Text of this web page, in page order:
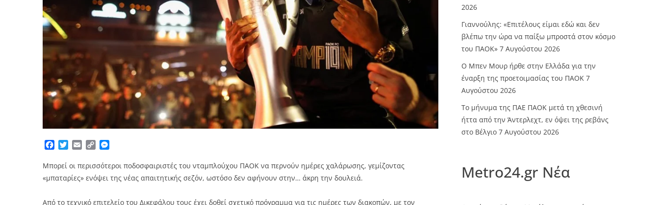
Facebook
TwitterEmailCopy
Μπορεί οι περισσότεροι ποδοσφαιριστές του νταμπλούχου ΠΑΟΚ να περνούν ημέρες χαλάρωσης, γεμίζοντας
«μπαταρίες» ενόψει της νέας απαιτητικής σεζόν, ωστόσο δεν αφήνουν στην… άκρη την δουλειά.
Από το τεχνικό επιτελείο του Δικεφάλου τους έχει δοθεί σχετικό πρόγραμμα για τις ημέρες των διακοπών, με τον
2026
Γιαννούλης: «Επιτέλους είμαι εδώ και δεν
βλέπω την ώρα να παίξω μπροστά στον κόσμο
του ΠΑΟΚ» 7 Αυγούστου 2026
O Mπεν Μουρ ήρθε στην Ελλάδα για την
έναρξη της προετοιμασίας του ΠΑΟΚ 7
Αυγούστου 2026
Το μήνυμα της ΠΑΕ ΠΑΟΚ μετά τη χθεσινή
ήττα από την Άντερλεχτ, εν όψει της ρεβάνς
στο Βέλγιο 7 Αυγούστου 2026
Metro24.gr Νέα